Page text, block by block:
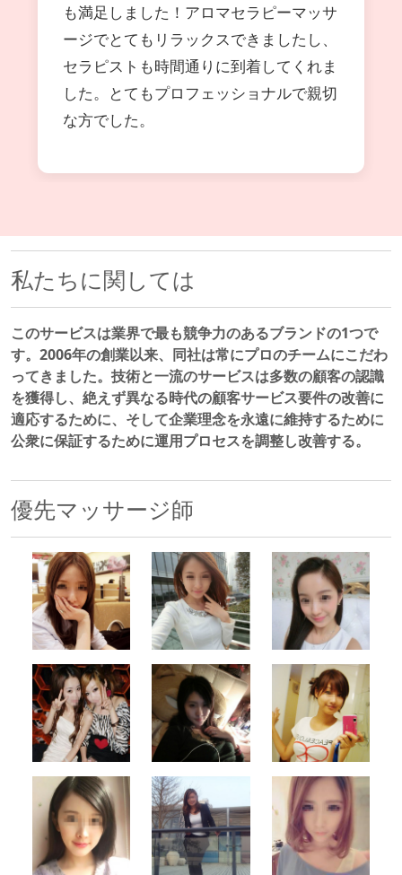
も満足しました！アロマセラピーマッサ
ージでとてもリラックスできましたし、
セラピストも時間通りに到着してくれま
した。とてもプロフェッショナルで親切
な方でした。
私たちに関しては
このサービスは業界で最も競争力のあるブランドの1つで
す。2006年の創業以来、同社は常にプロのチームにこだわ
ってきました。技術と一流のサービスは多数の顧客の認識
を獲得し、絶えず異なる時代の顧客サービス要件の改善に
適応するために、そして企業理念を永遠に維持するために
公衆に保証するために運用プロセスを調整し改善する。
優先マッサージ師
500x500 500x500 500x500
500x500 500x500 500x500
500x500 500x500 500x500